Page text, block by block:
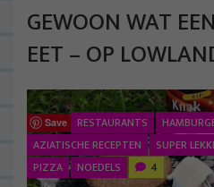
GEWOON WAT
EET – OP
Save RESTAURANTS
AZIATISCHE RECEPTEN
SUPER
PIZZA
NOEDELS 4